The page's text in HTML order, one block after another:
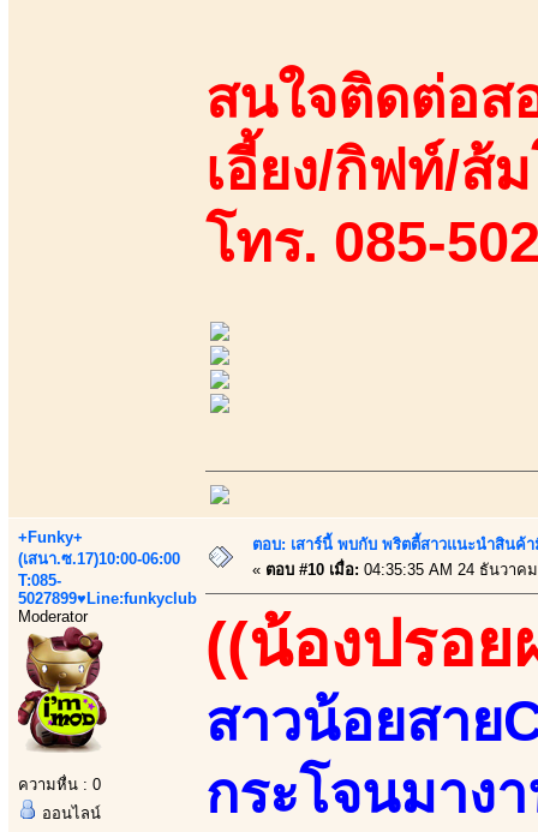
สนใจติดต่อส
เอี้ยง/กิฟท์/ส้
โทร. 085-
+Funky+
(เสนา.ซ.17)10:00-06:00
T:085-
5027899♥Line:funkyclub
Moderator
ความหื่น : 0
ออนไลน์
ตอบ: เสาร์นี้ พบกับ พริตตี้สาวแนะนำสินค้
« ตอบ #10 เมื่อ: 04:35:35 AM 24 ธันวาค
((น้องปรอย
สาวน้อยสาย
กระโจนมาง